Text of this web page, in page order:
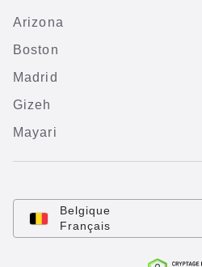
Arizona
Boston
Madrid
Gizeh
Mayari
Belgique
Français